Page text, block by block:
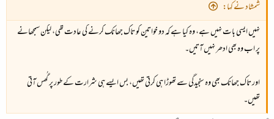
شمشاد نے کہا:
نہیں ایسی بات نہیں ہے، وہ کیا ہے کہ دو خواتین کو تاک جھانک کرنے کی عادت تھی، لیکن سمجھانے
پر اب وہ بھی ادھر نہیں آتیں۔
اور تاک جھانک بھی وہ سنجیدگی سے تھوڑا ہی کرتی تھیں، بس ایسے ہی شرارت کے طور پر گُھس آتی
تھیں۔